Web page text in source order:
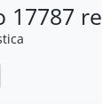
17787